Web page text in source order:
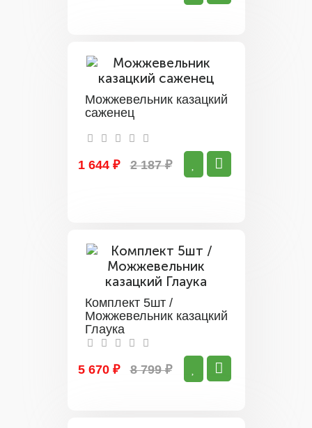
Можжевельник казацкий
саженец
1 644 ₽ 2 187 ₽
Комплект 5шт /
Можжевельник казацкий
Глаука
5 670 ₽ 8 799 ₽